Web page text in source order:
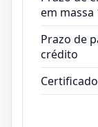
em massa
Prazo de
crédito